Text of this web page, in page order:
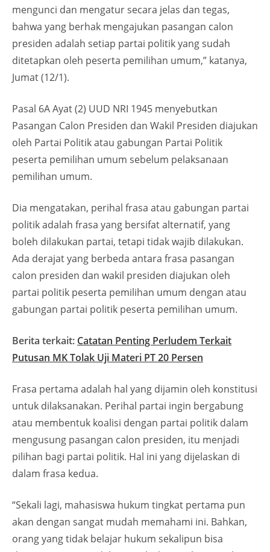
mengunci dan mengatur secara jelas dan tegas,
bahwa yang berhak mengajukan pasangan calon
presiden adalah setiap partai politik yang sudah
ditetapkan oleh peserta pemilihan umum,” katanya,
Jumat (12/1).
Pasal 6A Ayat (2) UUD NRI 1945 menyebutkan
Pasangan Calon Presiden dan Wakil Presiden diajukan
oleh Partai Politik atau gabungan Partai Politik
peserta pemilihan umum sebelum pelaksanaan
pemilihan umum.
Dia mengatakan, perihal frasa atau gabungan partai
politik adalah frasa yang bersifat alternatif, yang
boleh dilakukan partai, tetapi tidak wajib dilakukan.
Ada derajat yang berbeda antara frasa pasangan
calon presiden dan wakil presiden diajukan oleh
partai politik peserta pemilihan umum dengan atau
gabungan partai politik peserta pemilihan umum.
Berita terkait: Catatan Penting Perludem Terkait
Putusan MK Tolak Uji Materi PT 20 Persen
Frasa pertama adalah hal yang dijamin oleh konstitusi
untuk dilaksanakan. Perihal partai ingin bergabung
atau membentuk koalisi dengan partai politik dalam
mengusung pasangan calon presiden, itu menjadi
pilihan bagi partai politik. Hal ini yang dijelaskan di
dalam frasa kedua.
“Sekali lagi, mahasiswa hukum tingkat pertama pun
akan dengan sangat mudah memahami ini. Bahkan,
orang yang tidak belajar hukum sekalipun bisa